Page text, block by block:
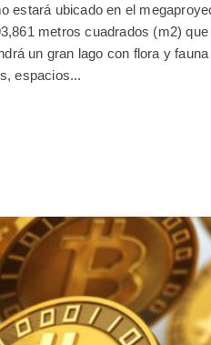
estará ubicado en el
metros cuadrados (m2)
un gran lago con flora y
espacios...